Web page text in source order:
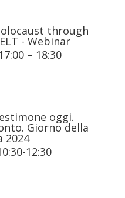
through
- Webinar
– 18:30
oggi.
Giorno della
2024
-12:30